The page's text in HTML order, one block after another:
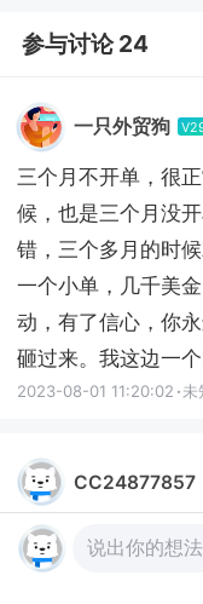
参与讨论 24
一只外贸狗
三个月不开单，很
候，也是三个月没
错，三个多月的时
一个小单，几千美
动，有了信心，你
砸过来。我这边一
2023-08-01 11:20:02 ·未
CC24877857
3个月最后一天开
个单。 天天坐立不安
说出你的想法